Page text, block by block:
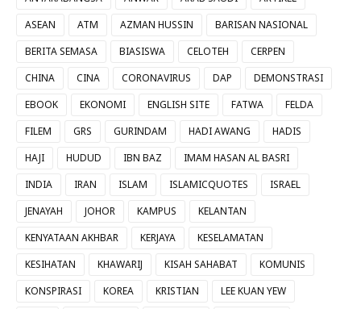
ASEAN
ATM AZMAN HUSSIN
BARISAN NASIONAL
BERITA SEMASA
BIASISWA CELOTEH
CERPEN
CHINA
CINA CORONAVIRUS DAP
DEMONSTRASI
EBOOK
EKONOMI ENGLISH SITE FATWA
FELDA
FILEM
GRS GURINDAM HADI AWANG
HADIS
HAJI
HUDUD IBN BAZ
IMAM HASAN AL BASRI
INDIA
IRAN ISLAM ISLAMICQUOTES
ISRAEL
JENAYAH
JOHOR KAMPUS
KELANTAN
KENYATAAN AKHBAR
KERJAYA
KESELAMATAN
KESIHATAN
KHAWARIJ KISAH SAHABAT
KOMUNIS
KONSPIRASI
KOREA KRISTIAN
LEE KUAN YEW